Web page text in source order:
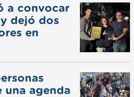
a convocar
dejó dos
en
agenda